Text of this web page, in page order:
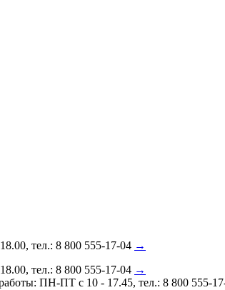
тел.: 8 800 555-17-04 →
тел.: 8 800 555-17-04 →
ПН-ПТ с 10 - 17.45, тел.: 8 800 555-